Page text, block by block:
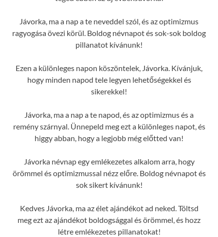
Jávorka, ma a nap a te neveddel szól, és az optimizmus
ragyogása övezi körül. Boldog névnapot és sok-sok boldog
pillanatot kívánunk!
Ezen a különleges napon köszöntelek, Jávorka. Kívánjuk,
hogy minden napod tele legyen lehetőségekkel és
sikerekkel!
Jávorka, ma a nap a te napod, és az optimizmus és a
remény szárnyal. Ünnepeld meg ezt a különleges napot, és
higgy abban, hogy a legjobb még előtted van!
Jávorka névnap egy emlékezetes alkalom arra, hogy
örömmel és optimizmussal nézz előre. Boldog névnapot és
sok sikert kívánunk!
Kedves Jávorka, ma az élet ajándékot ad neked. Töltsd
meg ezt az ajándékot boldogsággal és örömmel, és hozz
létre emlékezetes pillanatokat!